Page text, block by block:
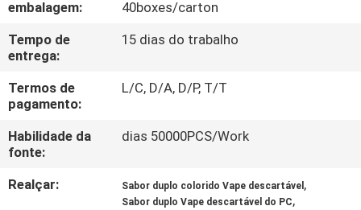
CONTROLE
DA
QUALIDADE
PEÇA
CITAÇÕES
embalagem:
40boxes/carton
Tempo de
entrega:
15 dias do trabalho
Termos de
pagamento:
L/C, D/A, D/P, T/T
Habilidade da
fonte:
dias 50000PCS/Work
Realçar: Sabor duplo colorido Vape descartável ,
Sabor duplo Vape descartável do PC,